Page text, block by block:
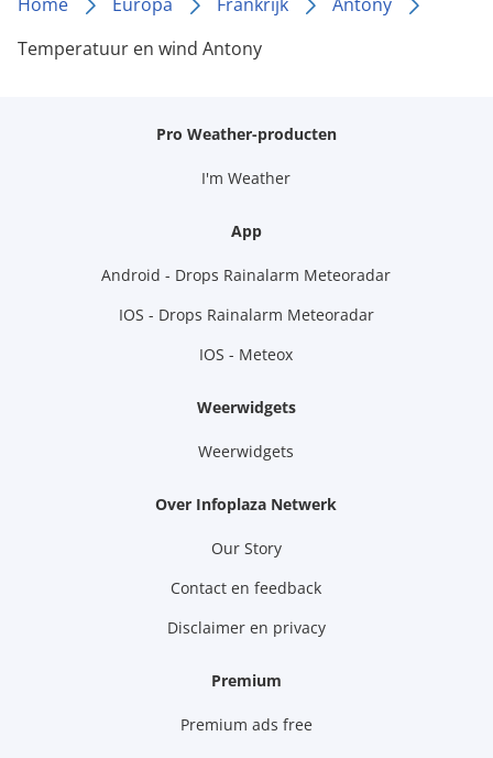
Temperatuur en wind Antony
Pro Weather-producten
I'm Weather
App
Android - Drops Rainalarm Meteoradar
IOS - Drops Rainalarm Meteoradar
IOS - Meteox
Weerwidgets
Weerwidgets
Over Infoplaza Netwerk
Our Story
Contact en feedback
Disclaimer en privacy
Premium
Premium ads free